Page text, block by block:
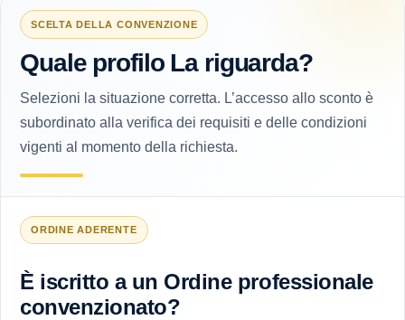
SCELTA DELLA CONVENZIONE
Quale profilo La riguarda?
Selezioni la situazione corretta. L’accesso allo sconto è
subordinato alla verifica dei requisiti e delle condizioni
vigenti al momento della richiesta.
ORDINE ADERENTE
È iscritto a un Ordine professionale
convenzionato?